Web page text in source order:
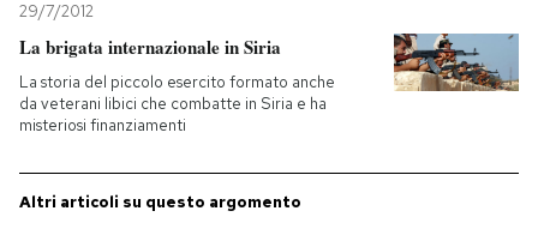
Tecnologia
Internet
Scienza
Cultura
Sport
Ok Boomer!
Media
29/7/2012
La brigata internazionale in Siria
La storia del piccolo esercito formato anche
da veterani libici che combatte in Siria e ha
misteriosi finanziamenti
Altri articoli su questo argomento